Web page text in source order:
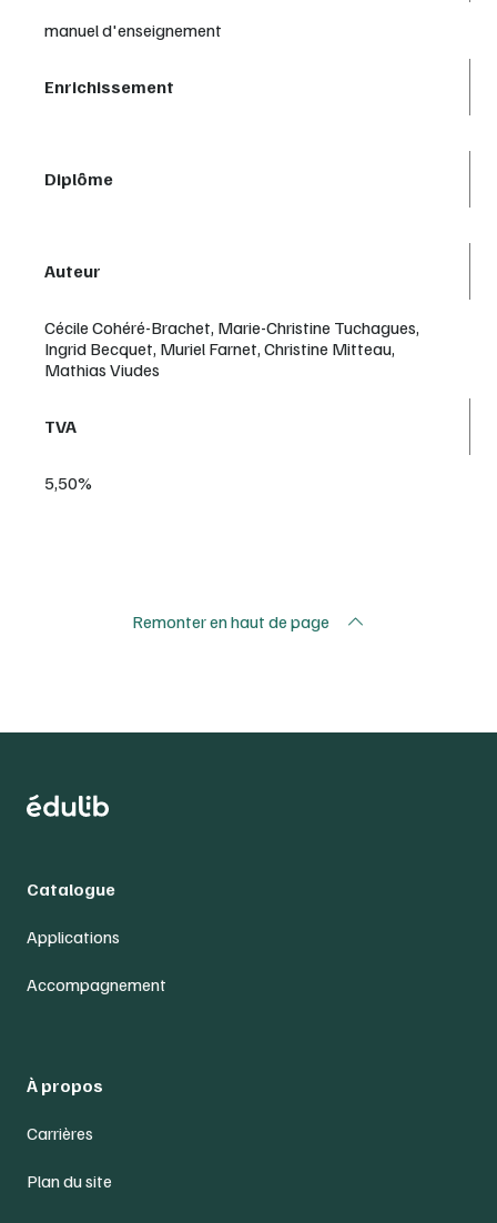
manuel d'enseignement
Enrichissement
Diplôme
Auteur
Cécile Cohéré-Brachet, Marie-Christine Tuchagues,
Ingrid Becquet, Muriel Farnet, Christine Mitteau,
Mathias Viudes
TVA
5,50%
Remonter en haut de page
Catalogue
Applications
Accompagnement
À propos
Carrières
Plan du site